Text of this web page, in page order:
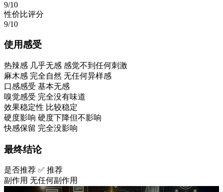
9/10
性价比评分
9/10
使用感受
热辣感 几乎无感 感觉不到任何刺激
麻木感 完全自然 无任何异样感
口感感受 基本无感
嗅觉感受 完全没有味道
效果稳定性 比较稳定
硬度影响 硬度下降但不影响
快感保留 完全没影响
最终结论
是否推荐 ✅ 推荐
副作用 无任何副作用